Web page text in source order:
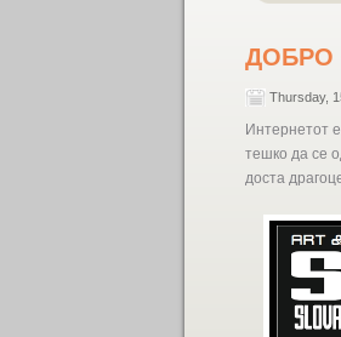
ДОБРО
Thursday,
Интернетот
тешко да се
доста